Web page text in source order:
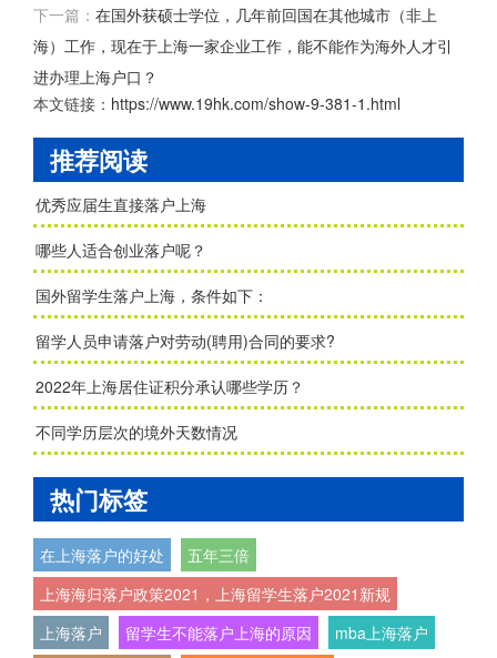
下一篇： 在国外获硕士学位，几年前回国在其他城市（非上
海）工作，现在于上海一家企业工作，能不能作为海外人才引
进办理上海户口？
本文链接： https://www.19hk.com/show-9-381-1.html
推荐阅读
优秀应届生直接落户上海
哪些人适合创业落户呢？
国外留学生落户上海，条件如下：
留学人员申请落户对劳动(聘用)合同的要求?
2022年上海居住证积分承认哪些学历？
不同学历层次的境外天数情况
热门标签
在上海落户的好处
五年三倍
上海海归落户政策2021，上海留学生落户2021新规
上海落户
留学生不能落户上海的原因
mba上海落户